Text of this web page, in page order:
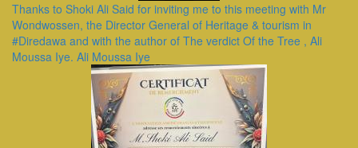
Thanks to Shoki Ali Said for inviting me to this meeting with Mr
Wondwossen, the Director General of Heritage & tourism in
#Diredawa and with the author of The verdict Of the Tree , Ali
Moussa Iye. Ali Moussa Iye